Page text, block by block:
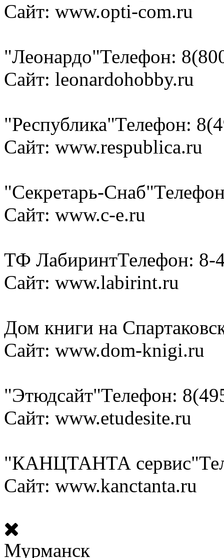
Сайт: www.opti-com.ru
"Леонардо"Телефон:
Сайт: leonardohobby.ru
"Республика"Телефон:
Сайт: www.respublica.ru
"Секретарь-Снаб"
Сайт: www.c-e.ru
ТФ ЛабиринтТелефон: 8-
Сайт: www.labirint.ru
Дом книги на
Сайт: www.dom-knigi.ru
"Этюдсайт"Телефон:
Сайт: www.etudesite.ru
"КАНЦТАНТА сервис"
Сайт: www.kanctanta.ru
Мурманск